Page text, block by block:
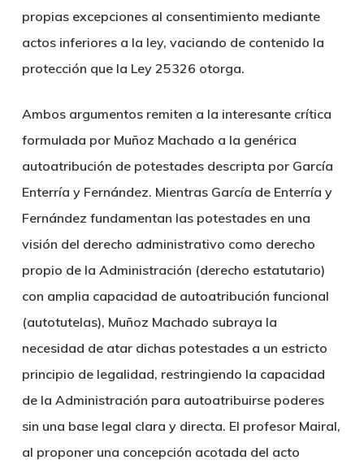
propias excepciones al consentimiento mediante
actos inferiores a la ley, vaciando de contenido la
protección que la Ley 25326 otorga.
Ambos argumentos remiten a la interesante crítica
formulada por Muñoz Machado a la genérica
autoatribución de potestades descripta por García
Enterría y Fernández. Mientras García de Enterría y
Fernández fundamentan las potestades en una
visión del derecho administrativo como derecho
propio de la Administración (derecho estatutario)
con amplia capacidad de autoatribución funcional
(autotutelas), Muñoz Machado subraya la
necesidad de atar dichas potestades a un estricto
principio de legalidad, restringiendo la capacidad
de la Administración para autoatribuirse poderes
sin una base legal clara y directa. El profesor Mairal,
al proponer una concepción acotada del acto